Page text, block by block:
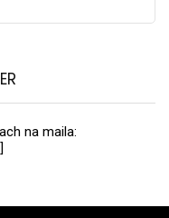
na maila: